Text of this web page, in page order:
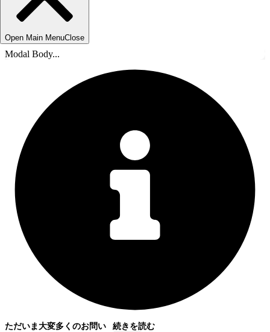
Open Main MenuClose
Modal Body...
ただいま大変多くのお問い
続きを読む